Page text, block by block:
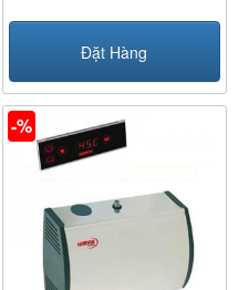
Đặt Hàng
-%